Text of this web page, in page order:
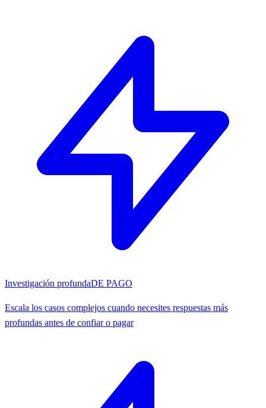
Investigación profundaDE PAGO
Escala los casos complejos cuando necesites respuestas más
profundas antes de confiar o pagar